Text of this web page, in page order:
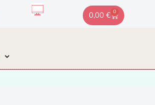
0,00 € 0
Warenkorb